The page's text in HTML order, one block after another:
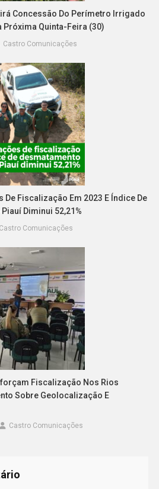
Concessão Do Perímetro Irrigado
Quinta-Feira (30)
Castro Comunicações
Fiscalização Em 2023 E Índice De
Diminui 52,21%
Castro Comunicações
Fiscalização Nos Rios
Sobre Geolocalização E
Castro Comunicações